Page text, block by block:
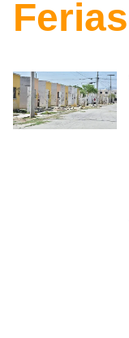
Ferias